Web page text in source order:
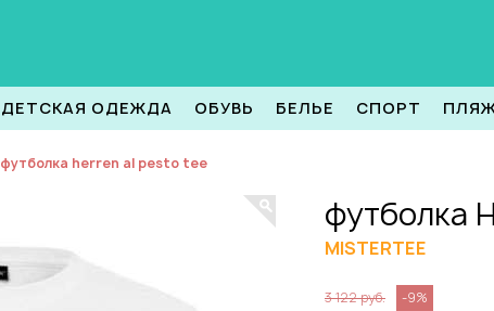
ДЕТСКАЯ ОДЕЖДА ОБУВЬ БЕЛЬЕ СПОРТ
футболка herren al pesto tee
футболка
MISTERTEE
3 122 руб. -9%